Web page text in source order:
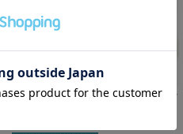
NAVY リブクォーターソックス バンブー